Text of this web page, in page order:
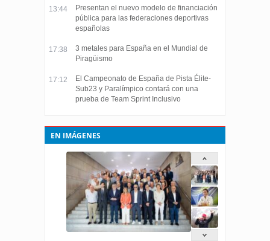
13:44
Presentan el nuevo modelo de financiación
pública para las federaciones deportivas
españolas
17:38
3 metales para España en el Mundial de
Piragüismo
17:12
El Campeonato de España de Pista Élite-
Sub23 y Paralímpico contará con una
prueba de Team Sprint Inclusivo
EN IMÁGENES